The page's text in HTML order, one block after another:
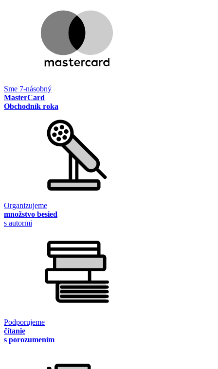
Sme 7-násobný
MasterCard
Obchodník roka
Organizujeme
množstvo besied
s autormi
Podporujeme
čítanie
s porozumením